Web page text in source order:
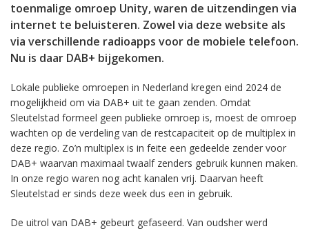
toenmalige omroep Unity, waren de uitzendingen via
internet te beluisteren. Zowel via deze website als
via verschillende radioapps voor de mobiele telefoon.
Nu is daar DAB+ bijgekomen.
Lokale publieke omroepen in Nederland kregen eind 2024 de
mogelijkheid om via DAB+ uit te gaan zenden. Omdat
Sleutelstad formeel geen publieke omroep is, moest de omroep
wachten op de verdeling van de restcapaciteit op de multiplex in
deze regio. Zo’n multiplex is in feite een gedeelde zender voor
DAB+ waarvan maximaal twaalf zenders gebruik kunnen maken.
In onze regio waren nog acht kanalen vrij. Daarvan heeft
Sleutelstad er sinds deze week dus een in gebruik.
De uitrol van DAB+ gebeurt gefaseerd. Van oudsher werd